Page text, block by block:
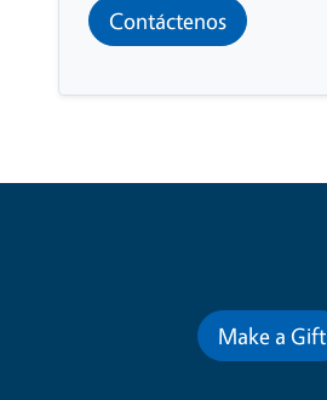
Contáctenos
Make a Gift